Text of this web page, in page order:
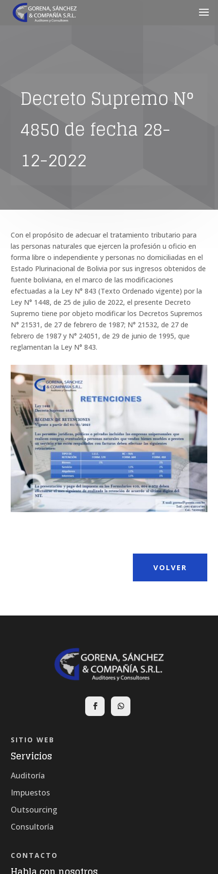
Decreto Supremo N°
4850 de fecha 28-
12-2022
Con el propósito de adecuar el tratamiento tributario para
las personas naturales que ejercen la profesión u oficio en
forma libre o independiente y personas no domiciliadas en el
Estado Plurinacional de Bolivia por sus ingresos obtenidos de
fuente boliviana, en el marco de las modificaciones
efectuadas a la Ley N° 843 (Texto Ordenado vigente) por la
Ley N° 1448, de 25 de julio de 2022, el presente Decreto
Supremo tiene por objeto modificar los Decretos Supremos
N° 21531, de 27 de febrero de 1987; N° 21532, de 27 de
febrero de 1987 y N° 24051, de 29 de junio de 1995, que
reglamentan la Ley N° 843.
VOLVER
SITIO WEB
Servicios
Auditoría
Impuestos
Outsourcing
Consultoría
CONTACTO